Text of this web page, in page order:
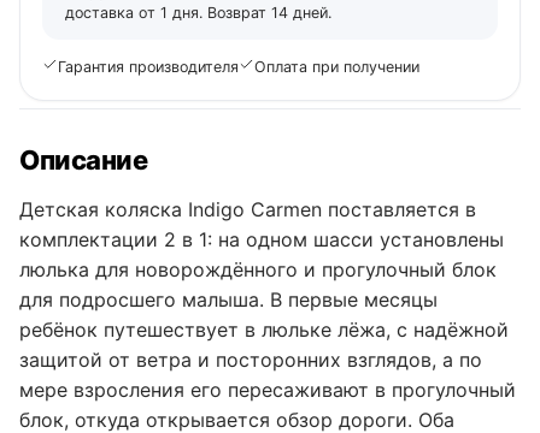
доставка от 1 дня. Возврат 14 дней.
Гарантия производителя Оплата при получении
Описание
Детская коляска Indigo Carmen поставляется в
комплектации 2 в 1: на одном шасси установлены
люлька для новорождённого и прогулочный блок
для подросшего малыша. В первые месяцы
ребёнок путешествует в люльке лёжа, с надёжной
защитой от ветра и посторонних взглядов, а по
мере взросления его пересаживают в прогулочный
блок, откуда открывается обзор дороги. Оба